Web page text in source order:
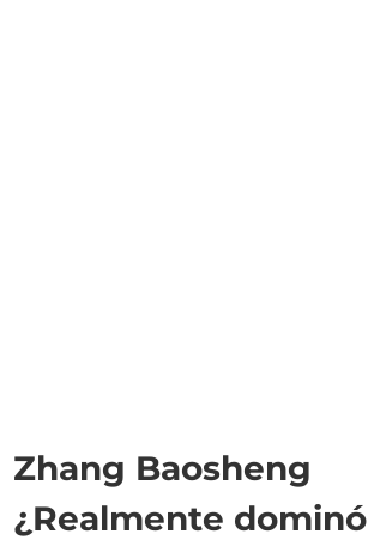
Zhang Baosheng
¿Realmente dominó